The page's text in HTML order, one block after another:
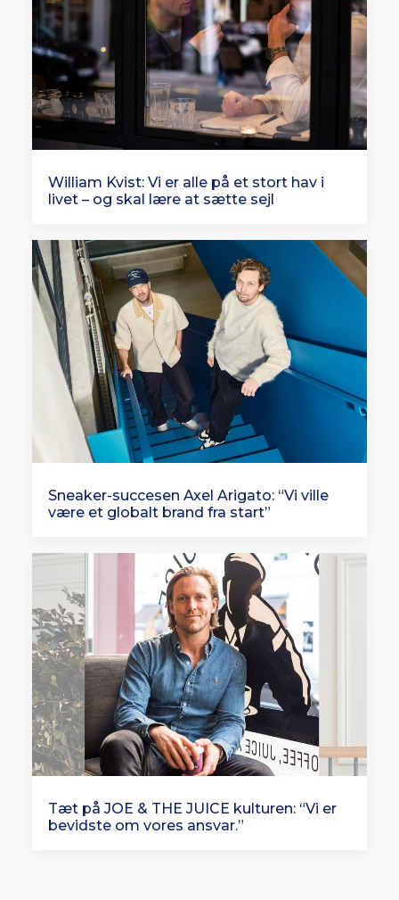
William Kvist: Vi er alle på et stort hav i
livet – og skal lære at sætte sejl
Sneaker-succesen Axel Arigato: “Vi ville
være et globalt brand fra start”
Tæt på JOE & THE JUICE kulturen: “Vi er
bevidste om vores ansvar.”